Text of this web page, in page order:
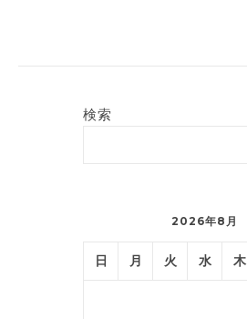
検索
2026年8月
日 月 火 水 木